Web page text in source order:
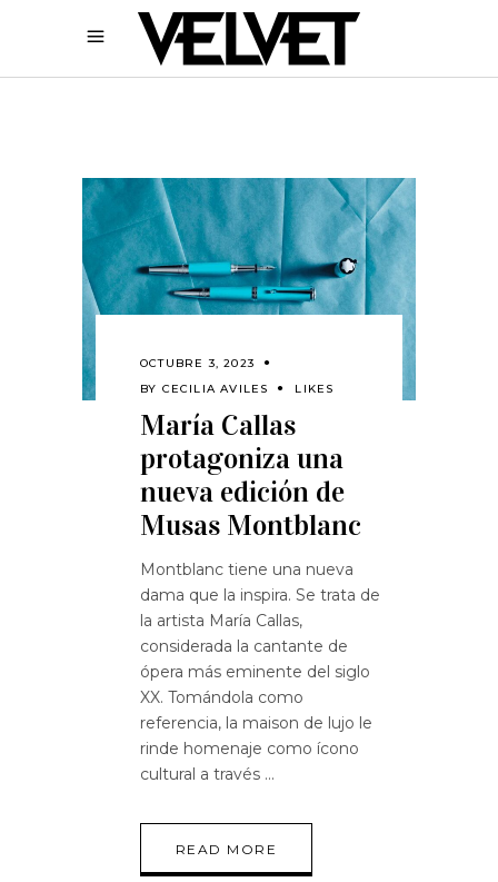
OCTUBRE 3, 2023
BY CECILIA AVILES LIKES
María Callas
protagoniza una
nueva edición de
Musas Montblanc
Montblanc tiene una nueva
dama que la inspira. Se trata de
la artista María Callas,
considerada la cantante de
ópera más eminente del siglo
XX. Tomándola como
referencia, la maison de lujo le
rinde homenaje como ícono
cultural a través
READ MORE